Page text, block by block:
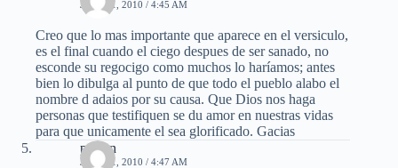
JUNIO 1, 2010 / 4:45 AM
Creo que lo mas importante que aparece en el versiculo,
es el final cuando el ciego despues de ser sanado, no
esconde su regocigo como muchos lo haríamos; antes
bien lo dibulga al punto de que todo el pueblo alabo el
nombre d adaios por su causa. Que Dios nos haga
personas que testifiquen se du amor en nuestras vidas
para que unicamente el sea glorificado. Gacias
pasion
JUNIO 1, 2010 / 4:47 AM